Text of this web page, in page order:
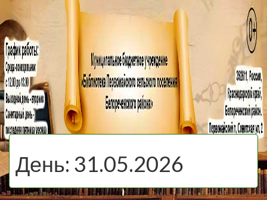
МБУ Библиотека
Первомайского
Сельского
Поселения
День: 31.05.2026